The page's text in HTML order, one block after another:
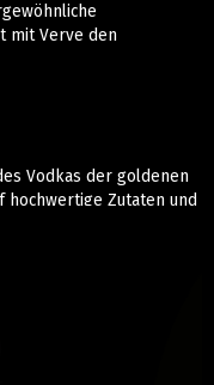
mit Verve den
Vodkas der goldenen
hochwertige Zutaten und